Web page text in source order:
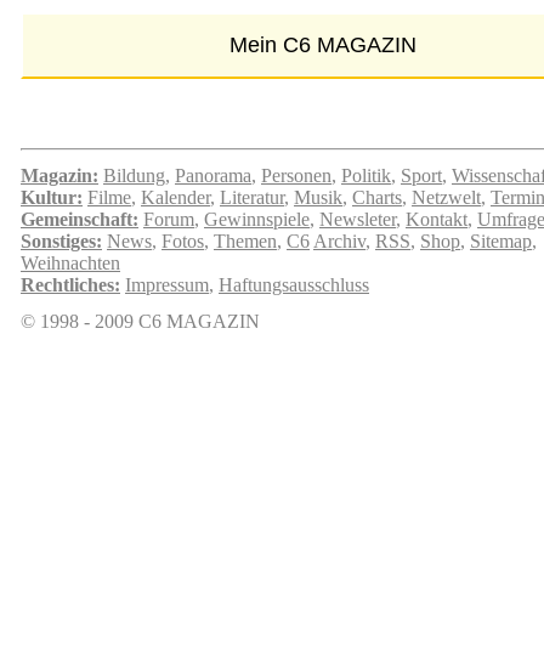
Magazin: Bildung, Panorama, Personen, Politik, Sport,
Kultur: Filme, Kalender, Literatur, Musik, Charts, Netzwelt,
Gemeinschaft: Forum, Gewinnspiele, Newsleter, Kontakt,
Sonstiges: News, Fotos, Themen, C6 Archiv, RSS, Shop, Sitemap,
Weihnachten
Rechtliches: Impressum, Haftungsausschluss
© 1998 - 2009 C6 MAGAZIN